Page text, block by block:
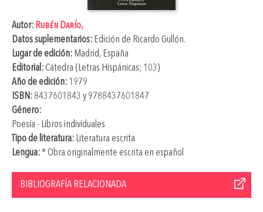
Autor: Rubén Darío,
Datos suplementarios: Edición de Ricardo Gullón.
Lugar de edición: Madrid, España
Editorial:Cátedra (Letras Hispánicas; 103)
Año de edición: 1979
ISBN: 8437601843 y 9788437601847
Género:
Poesía - Libros individuales
Tipo de literatura: Literatura escrita
Lengua:* Obra originalmente escrita en español
BIBLIOGRAFÍA RELACIONADA